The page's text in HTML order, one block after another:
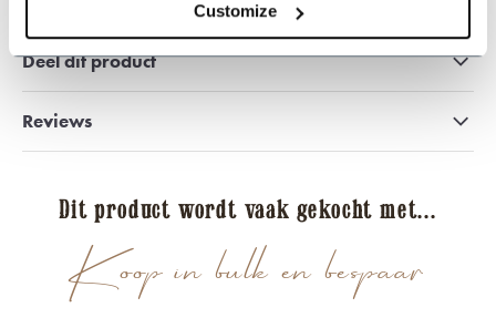
Customize
Deel dit product
Reviews
Koop in bulk en bespaar
Dit product wordt vaak gekocht met...